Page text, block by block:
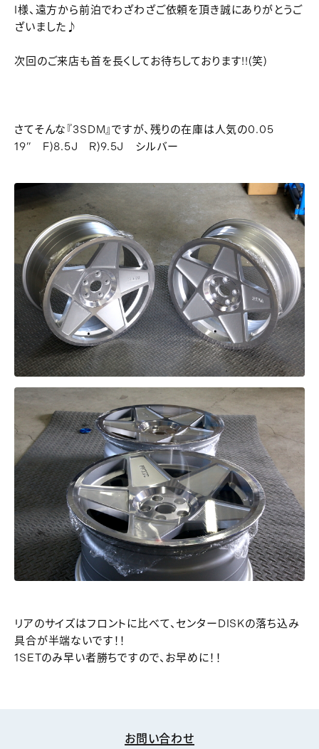
I様、遠方から前泊でわざわざご依頼を頂き誠にありがとうご
ざいました♪
次回のご来店も首を長くしてお待ちしております!!(笑)
さてそんな『3SDM』ですが、残りの在庫は人気の0.05
19” F)8.5J R)9.5J シルバー
リアのサイズはフロントに比べて、センターDISKの落ち込み
具合が半端ないです！！
1SETのみ早い者勝ちですので、お早めに！！
お問い合わせ